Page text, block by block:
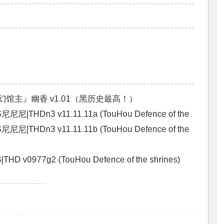
馆主』幽香 v1.01（黑历史最高！）
尼尼|THDn3 v11.11.11a (TouHou Defence of the
尼尼|THDn3 v11.11.11b (TouHou Defence of the
v0977g2 (TouHou Defence of the shrines)